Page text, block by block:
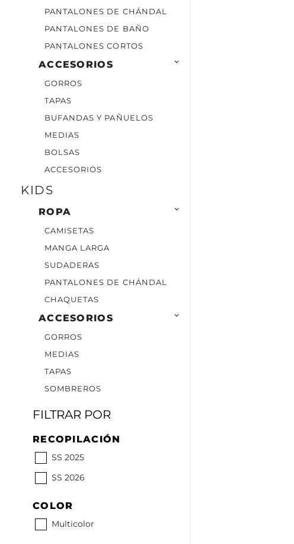
PANTALONES DE CHÁNDAL
PANTALONES DE BAÑO
PANTALONES CORTOS
ACCESORIOS 
GORROS
TAPAS
BUFANDAS Y PAÑUELOS
MEDIAS
BOLSAS
ACCESORIOS
KIDS
ROPA 
CAMISETAS
MANGA LARGA
SUDADERAS
PANTALONES DE CHÁNDAL
CHAQUETAS
ACCESORIOS 
GORROS
MEDIAS
TAPAS
SOMBREROS
FILTRAR POR
RECOPILACIÓN
SS 2025
SS 2026
COLOR
Multicolor